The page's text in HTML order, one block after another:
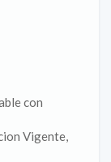
con
Vigente,